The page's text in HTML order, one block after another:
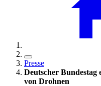
Presse
Deutscher Bundestag
von Drohnen